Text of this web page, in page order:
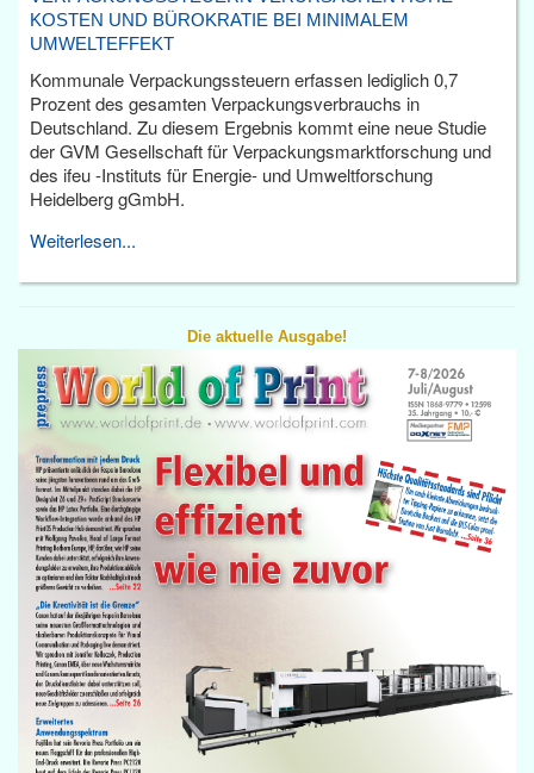
KOSTEN UND BÜROKRATIE BEI MINIMALEM
UMWELTEFFEKT
Kommunale Verpackungssteuern erfassen lediglich 0,7
Prozent des gesamten Verpackungsverbrauchs in
Deutschland. Zu diesem Ergebnis kommt eine neue Studie
der GVM Gesellschaft für Verpackungsmarktforschung und
des ifeu -Instituts für Energie- und Umweltforschung
Heidelberg gGmbH.
Weiterlesen...
Die aktuelle Ausgabe!